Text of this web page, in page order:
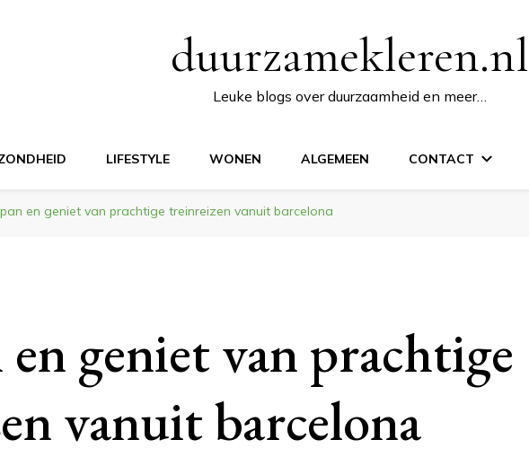
duurzamekleren.nl
Leuke blogs over duurzaamheid en meer…
LIFESTYLE WONEN ALGEMEEN CONTACT
en geniet van prachtige treinreizen vanuit barcelona
geniet van prachtige
vanuit barcelona